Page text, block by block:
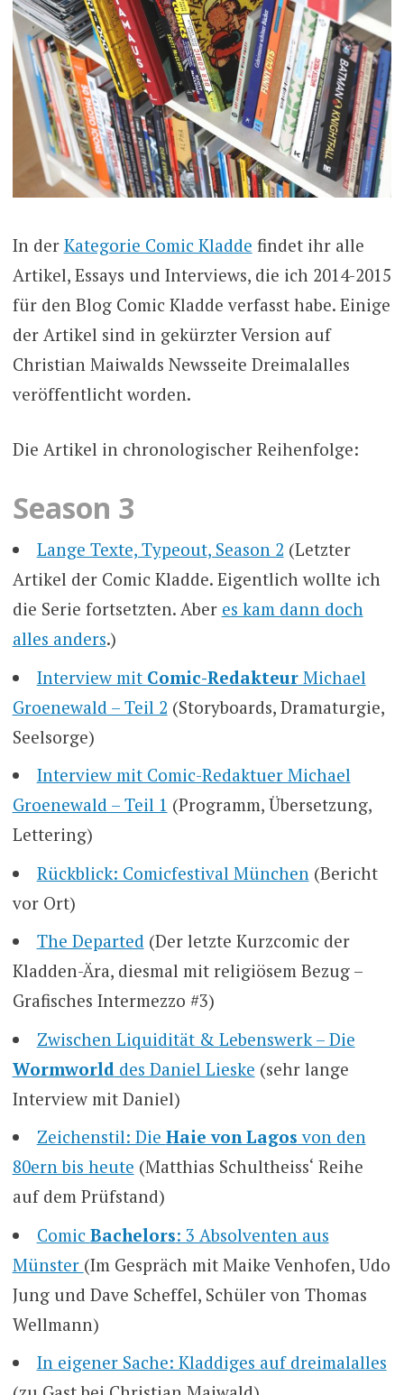
In der Kategorie Comic Kladde findet ihr alle
Artikel, Essays und Interviews, die ich 2014-2015
für den Blog Comic Kladde verfasst habe. Einige
der Artikel sind in gekürzter Version auf
Christian Maiwalds Newsseite Dreimalalles
veröffentlicht worden.
Die Artikel in chronologischer Reihenfolge:
Season 3
Lange Texte, Typeout, Season 2 (Letzter
Artikel der Comic Kladde. Eigentlich wollte ich
die Serie fortsetzten. Aber es kam dann doch
alles anders.)
Interview mit Comic-RedakteurMichael
Groenewald – Teil 2 (Storyboards, Dramaturgie,
Seelsorge)
Interview mit Comic-Redaktuer Michael
Groenewald – Teil 1 (Programm, Übersetzung,
Lettering)
Rückblick: Comicfestival München (Bericht
vor Ort)
The Departed (Der letzte Kurzcomic der
Kladden-Ära, diesmal mit religiösem Bezug –
Grafisches Intermezzo #3)
Zwischen Liquidität & Lebenswerk – Die
Wormworld des Daniel Lieske (sehr lange
Interview mit Daniel)
Zeichenstil: Die Haie von Lagos von den
80ern bis heute (Matthias Schultheiss‘ Reihe
auf dem Prüfstand)
Comic Bachelors: 3 Absolventen aus
Münster (Im Gespräch mit Maike Venhofen, Udo
Jung und Dave Scheffel, Schüler von Thomas
Wellmann)
In eigener Sache: Kladdiges auf dreimalalles